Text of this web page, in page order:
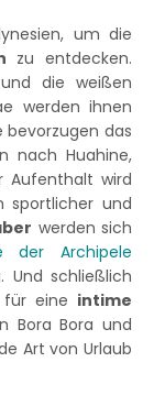
um die
zu entdecken.
die weißen
werden ihnen
bevorzugen das
nach Huahine,
Aufenthalt wird
sportlicher und
werden sich
der Archipele
Und schließlich
für eine intime
Bora Bora und
Art von Urlaub